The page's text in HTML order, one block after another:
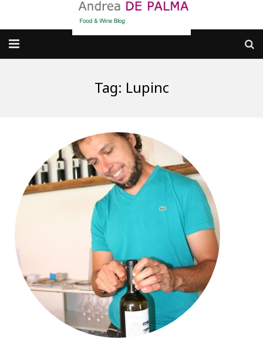
dove MANGIARE
cosa CUCINARE
dove ANDARE
Punti di vista e approfondimenti
Contatti
Tag: Lupinc